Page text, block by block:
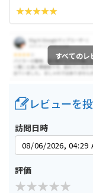
すべてのレ
レビューを
訪問日時
評価